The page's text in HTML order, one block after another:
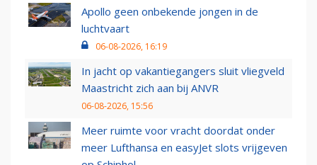
Apollo geen onbekende jongen in de
luchtvaart
06-08-2026, 16:19
In jacht op vakantiegangers sluit vliegveld
Maastricht zich aan bij ANVR
06-08-2026, 15:56
Meer ruimte voor vracht doordat onder
meer Lufthansa en easyJet slots vrijgeven